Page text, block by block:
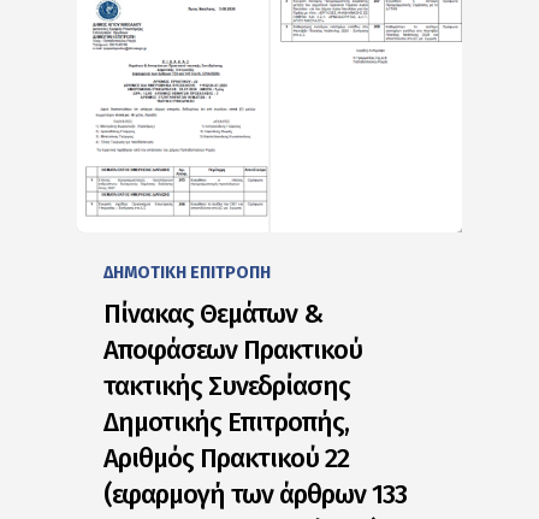
ΔΗΜΟΤΙΚΗ ΕΠΙΤΡΟΠΗ
Πίνακας Θεμάτων &
Αποφάσεων Πρακτικού
τακτικής Συνεδρίασης
Δημοτικής Επιτροπής,
Αριθμός Πρακτικού 22
(εφαρμογή των άρθρων 133